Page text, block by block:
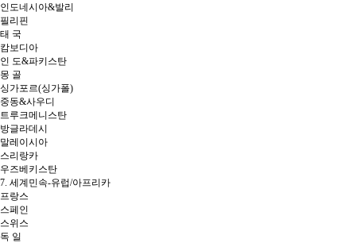
인도네시아&발리
필리핀
태 국
캄보디아
인 도&파키스탄
몽 골
싱가포르(싱가폴)
중동&사우디
트루크메니스탄
방글라데시
말레이시아
스리랑카
우즈베키스탄
7. 세계민속-유럽/아프리카
프랑스
스페인
스위스
독 일